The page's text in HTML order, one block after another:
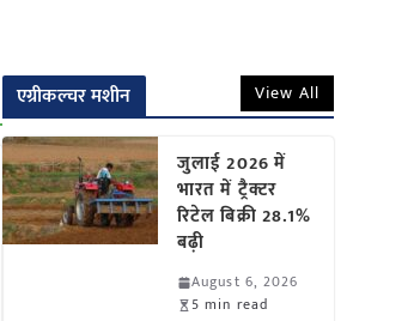
एग्रीकल्चर मशीन View All
जुलाई 2026 में
भारत में ट्रैक्टर
रिटेल बिक्री 28.1%
बढ़ी
August 6, 2026
5 min read